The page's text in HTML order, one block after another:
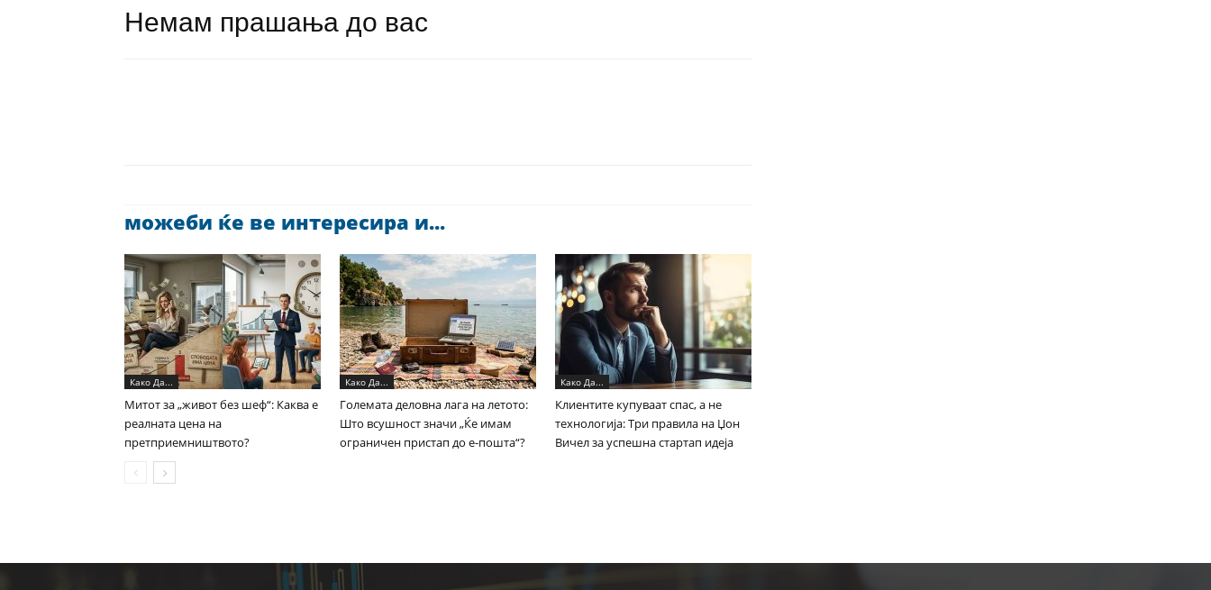
Немам прашања до вас
можеби ќе ве интересира и...
Како Да...
Митот за „живот без шеф“: Каква е
реалната цена на
претприемништвото?
Како Да...
Големата деловна лага на летото:
Што всушност значи „Ќе имам
ограничен пристап до е-пошта“?
Како Да...
Клиентите купуваат спас, а не
технологија: Три правила на Џон
Вичел за успешна стартап идеја